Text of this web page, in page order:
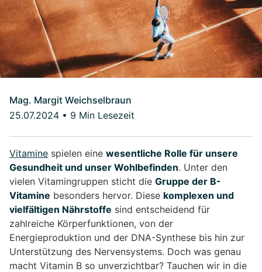
Mag. Margit Weichselbraun
25.07.2024 • 9 Min Lesezeit
Vitamine spielen eine wesentliche Rolle für unsere
Gesundheit und unser Wohlbefinden. Unter den
vielen Vitamingruppen sticht die Gruppe der B-
Vitamine besonders hervor. Diese komplexen und
vielfältigen Nährstoffe sind entscheidend für
zahlreiche Körperfunktionen, von der
Energieproduktion und der DNA-Synthese bis hin zur
Unterstützung des Nervensystems. Doch was genau
macht Vitamin B so unverzichtbar? Tauchen wir in die